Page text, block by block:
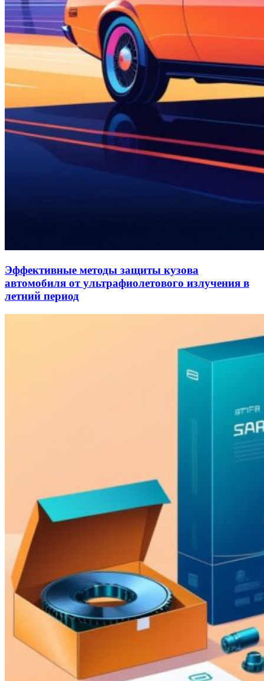
Эффективные методы защиты кузова
автомобиля от ультрафиолетового излучения в
летний период